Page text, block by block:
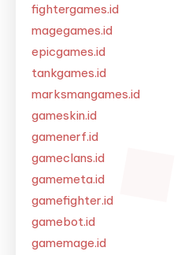
fightergames.id
magegames.id
epicgames.id
tankgames.id
marksmangames.id
gameskin.id
gamenerf.id
gameclans.id
gamemeta.id
gamefighter.id
gamebot.id
gamemage.id